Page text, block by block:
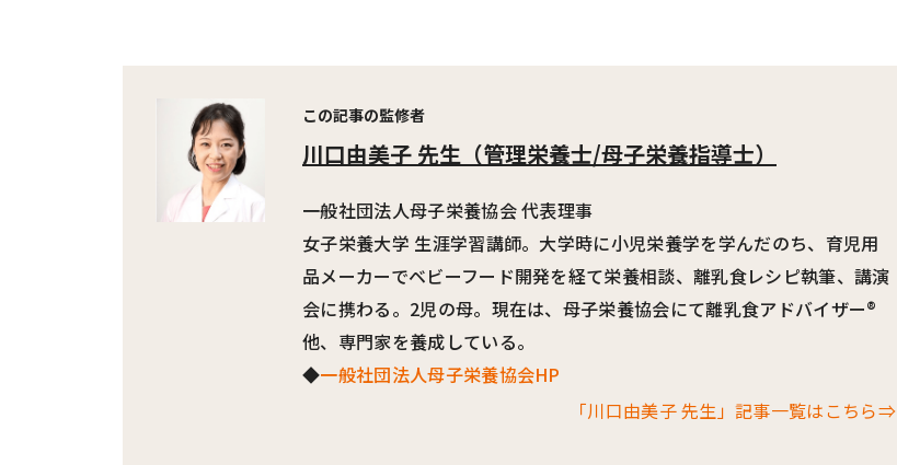
この記事の監修者
川口由美子 先生 （管理栄養士/母子栄養指導士）
一般社団法人母子栄養協会 代表理事
女子栄養大学 生涯学習講師。大学時に小児栄養学を学んだのち、育児用
品メーカーでベビーフード開発を経て栄養相談、離乳食レシピ執筆、講演
会に携わる。2児の母。現在は、母子栄養協会にて離乳食アドバイザー®
他、専門家を養成している。
◆一般社団法人母子栄養協会HP
「川口由美子 先生」記事一覧はこちら⇒